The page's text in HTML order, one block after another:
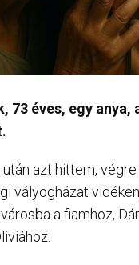
73 éves, egy anya,
azt hittem,
vályogházat
a fiamhoz,